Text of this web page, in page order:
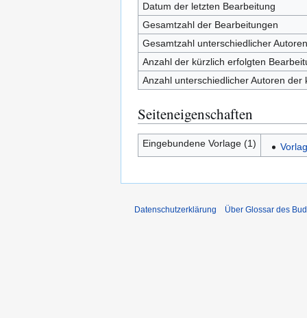
Datum der letzten Bearbeitung
Gesamtzahl der Bearbeitungen
Gesamtzahl unterschiedlicher Autoren
Anzahl der kürzlich erfolgten
Anzahl unterschiedlicher Autoren
Seiteneigenschaften
Eingebundene Vorlage (1)
Datenschutzerklärung Über Glossar des